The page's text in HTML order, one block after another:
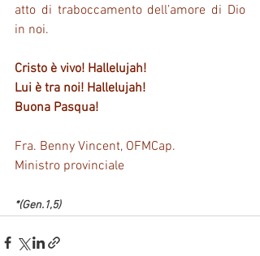
atto di traboccamento dell’amore di Dio
in noi.
Cristo è vivo! Hallelujah!
Lui è tra noi! Hallelujah!
Buona Pasqua!
Fra. Benny Vincent, OFMCap.
Ministro provinciale
*(Gen.1,5)